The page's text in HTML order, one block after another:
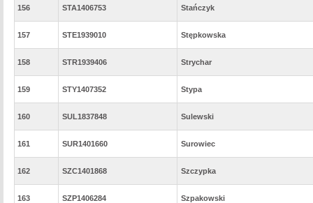
156 STA1406753 Stańczyk
157 STE1939010 Stępkowska
158 STR1939406 Strychar
159 STY1407352 Stypa
160 SUL1837848 Sulewski
161 SUR1401660 Surowiec
162 SZC1401868 Szczypka
163 SZP1406284 Szpakowski